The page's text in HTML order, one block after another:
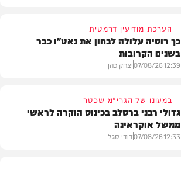
הערכת מודיעין דרמטית
כך רוסיה עלולה לבחון את נאט"ו כבר
בשנים הקרובות
12:39
07/08/26יצחק כהן
במעונו של הגרי"מ שכטר
גדולי רבני ברסלב בכינוס הוקרה לראשי
ממשל אוקראינה
12:33
07/08/26דודי סגל